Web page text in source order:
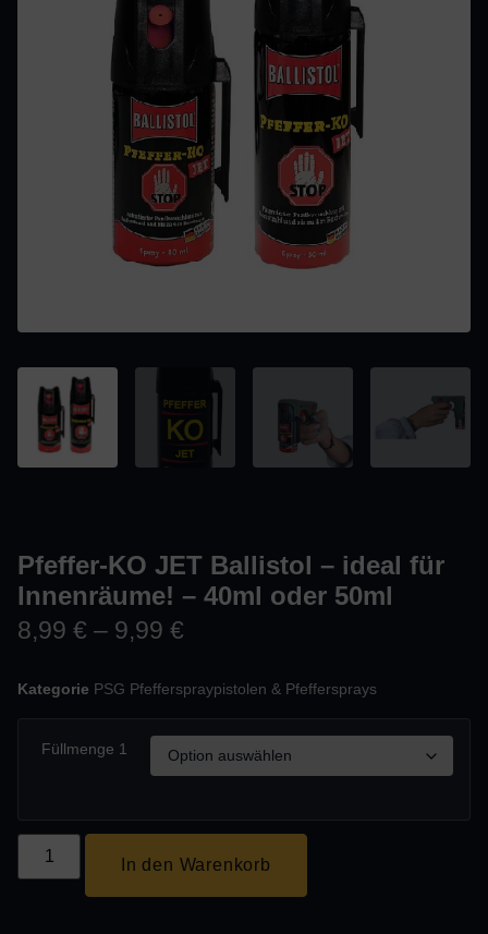
Pfeffer-KO JET Ballistol – ideal für
Innenräume! – 40ml oder 50ml
8,99 € – 9,99 €
Kategorie PSG Pfefferspraypistolen & Pfeffersprays
Füllmenge 1
In den Warenkorb